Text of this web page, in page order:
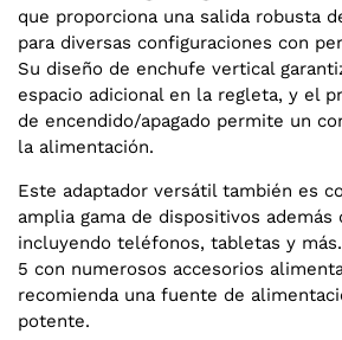
que proporciona una salida robusta
para diversas configuraciones con
Su diseño de enchufe vertical
espacio adicional en la regleta, y el
de encendido/apagado permite un
la alimentación.
Este adaptador versátil también es
amplia gama de dispositivos además
incluyendo teléfonos, tabletas y
5 con numerosos accesorios
recomienda una fuente de
potente.